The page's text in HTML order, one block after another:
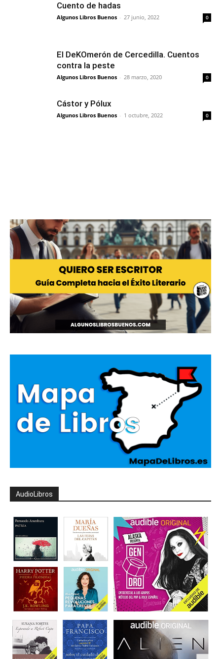
Cuento de hadas
Algunos Libros Buenos - 27 junio, 2022 0
El DeKOmerón de Cercedilla. Cuentos
contra la peste
Algunos Libros Buenos - 28 marzo, 2020 0
Cástor y Pólux
Algunos Libros Buenos - 1 octubre, 2022 0
AudioLibros